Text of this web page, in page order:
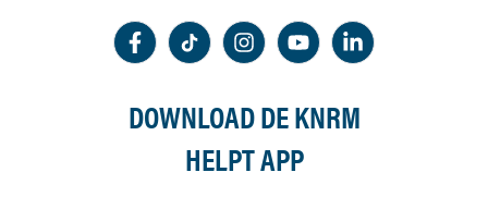
DOWNLOAD DE KNRM
HELPT APP